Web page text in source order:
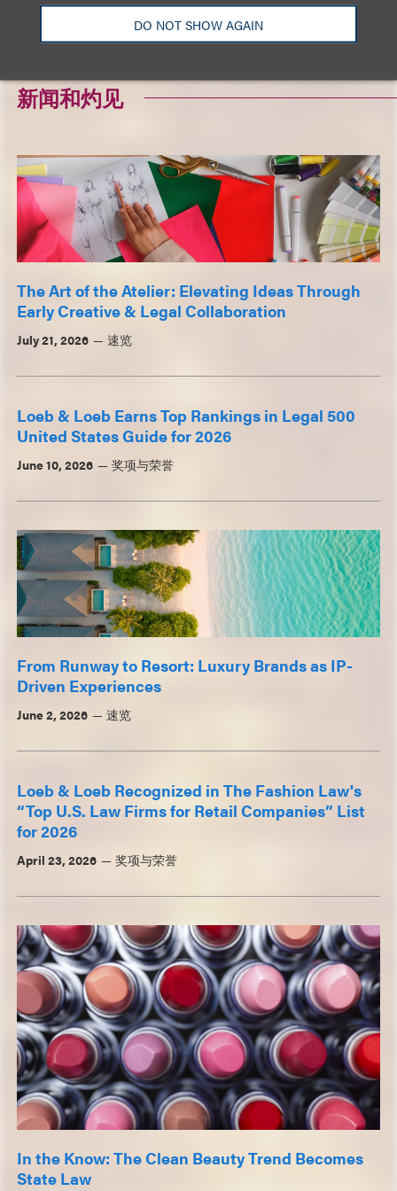
DO NOT SHOW AGAIN
查看更多经验
新闻和灼见
The Art of the Atelier: Elevating Ideas Through
Early Creative & Legal Collaboration
July 21, 2026 速览
Loeb & Loeb Earns Top Rankings in Legal 500
United States Guide for 2026
June 10, 2026 奖项与荣誉
From Runway to Resort: Luxury Brands as IP-
Driven Experiences
June 2, 2026 速览
Loeb & Loeb Recognized in The Fashion Law's
“Top U.S. Law Firms for Retail Companies” List
for 2026
April 23, 2026 奖项与荣誉
In the Know: The Clean Beauty Trend Becomes
State Law